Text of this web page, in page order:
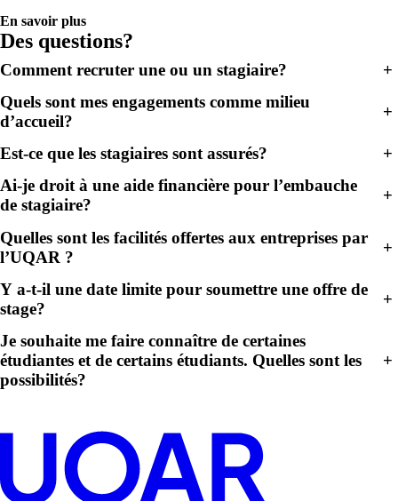
En savoir plus
Des questions?
Comment recruter une ou un stagiaire?
+
Quels sont mes engagements comme milieu
d’accueil?
+
Est-ce que les stagiaires sont assurés?
+
Ai-je droit à une aide financière pour l’embauche
de stagiaire?
+
Quelles sont les facilités offertes aux entreprises par
l’UQAR ?
+
Y a-t-il une date limite pour soumettre une offre de
stage?
+
Je souhaite me faire connaître de certaines
étudiantes et de certains étudiants. Quelles sont les
possibilités?
+